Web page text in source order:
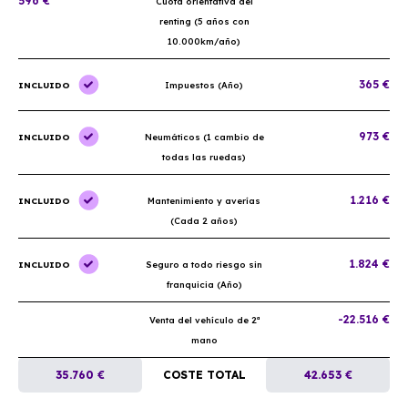
renting (5 años con
10.000km/año)
INCLUIDO Impuestos (Año) 365 €
INCLUIDO
Neumáticos (1 cambio de
todas las ruedas)
973 €
INCLUIDO
Mantenimiento y averías
(Cada 2 años)
1.216 €
INCLUIDO
Seguro a todo riesgo sin
franquicia (Año)
1.824 €
Venta del vehículo de 2ª
mano
-22.516 €
35.760 € COSTE TOTAL 42.653 €